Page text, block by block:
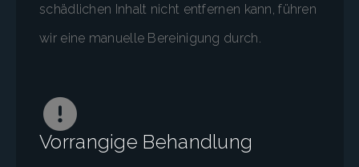
schädlichen Inhalt nicht entfernen kann, führen
wir eine manuelle Bereinigung durch.
Vorrangige Behandlung